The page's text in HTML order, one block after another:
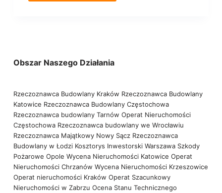
Obszar Naszego Działania
Rzeczoznawca Budowlany Kraków Rzeczoznawca Budowlany
Katowice Rzeczoznawca Budowlany Częstochowa
Rzeczoznawca budowlany Tarnów Operat Nieruchomości
Częstochowa Rzeczoznawca budowlany we Wrocławiu
Rzeczoznawca Majątkowy Nowy Sącz Rzeczoznawca
Budowlany w Łodzi Kosztorys Inwestorski Warszawa Szkody
Pożarowe Opole Wycena Nieruchomości Katowice Operat
Nieruchomości Chrzanów Wycena Nieruchomości Krzeszowice
Operat nieruchomości Kraków Operat Szacunkowy
Nieruchomości w Zabrzu Ocena Stanu Technicznego